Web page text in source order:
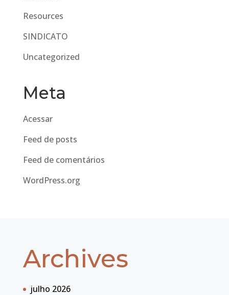
Resources
SINDICATO
Uncategorized
Meta
Acessar
Feed de posts
Feed de comentários
WordPress.org
Archives
julho 2026